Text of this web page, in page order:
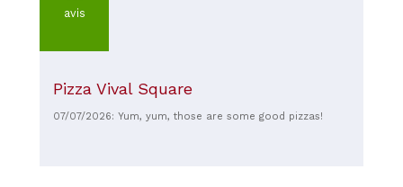
avis
Pizza Vival Square
07/07/2026: Yum, yum, those are some good pizzas!